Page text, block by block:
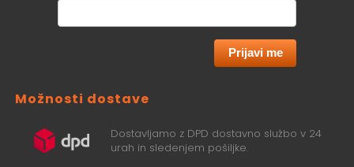
Prijavi me
Možnosti dostave
Dostavljamo z DPD dostavno službo v 24
urah in sledenjem pošiljke.